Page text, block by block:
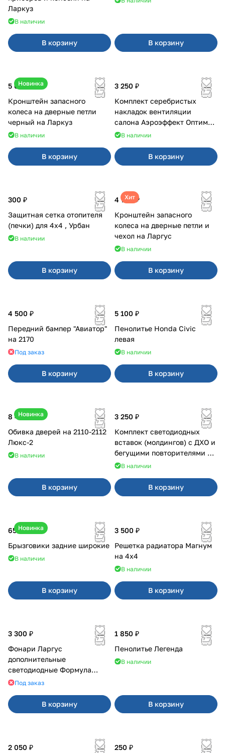
Ларкуз
В наличии
В корзину В корзину
Новинка
5 050 ₽
Кронштейн запасного
колеса на дверные петли
черный на Ларкуз
В наличии
В корзину
3 250 ₽
Комплект серебристых
накладок вентиляции
салона Аэроэффект Оптимал
на 4х4
В наличии
В корзину
300 ₽
Защитная сетка отопителя
(печки) для 4x4 , Урбан
В наличии
В корзину
Хит
4 700 ₽
Кронштейн запасного
колеса на дверные петли и
чехол на Ларгус
В наличии
В корзину
4 500 ₽
Передний бампер "Авиатор"
на 2170
Под заказ
В корзину
5 100 ₽
Пенолитье Honda Civic
левая
В наличии
В корзину
Новинка
8 400 ₽
Обивка дверей на 2110-2112
Люкс-2
В наличии
В корзину
3 250 ₽
Комплект светодиодных
вставок (молдингов) с ДХО и
бегущими повторителями на
Веста
В наличии
В корзину
Новинка
650 ₽
Брызговики задние широкие
В наличии
В корзину
3 500 ₽
Решетка радиатора Магнум
на 4х4
В наличии
В корзину
3 300 ₽
Фонари Ларгус
дополнительные
светодиодные Формула
Света
Под заказ
В корзину
1 850 ₽
Пенолитье Легенда
В наличии
В корзину
2 050 ₽
250 ₽